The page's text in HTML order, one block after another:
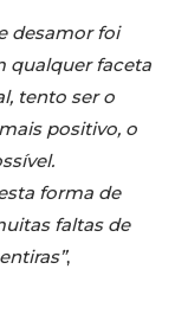
desamor foi
qualquer faceta
tento ser o
positivo, o
forma de
faltas de
,